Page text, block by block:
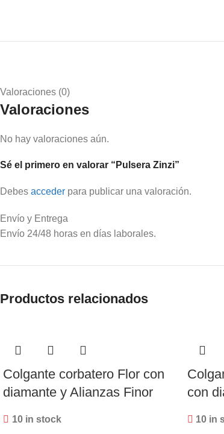
Valoraciones (0)
Valoraciones
No hay valoraciones aún.
Sé el primero en valorar “Pulsera Zinzi”
Debes acceder para publicar una valoración.
Envío y Entrega
Envío 24/48 horas en días laborales.
Productos relacionados
Colgante corbatero Flor con
diamante y Alianzas Finor
10 in stock
con
10 in